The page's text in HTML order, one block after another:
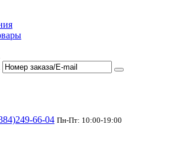
66-04 Пн-Пт: 10:00-19:00